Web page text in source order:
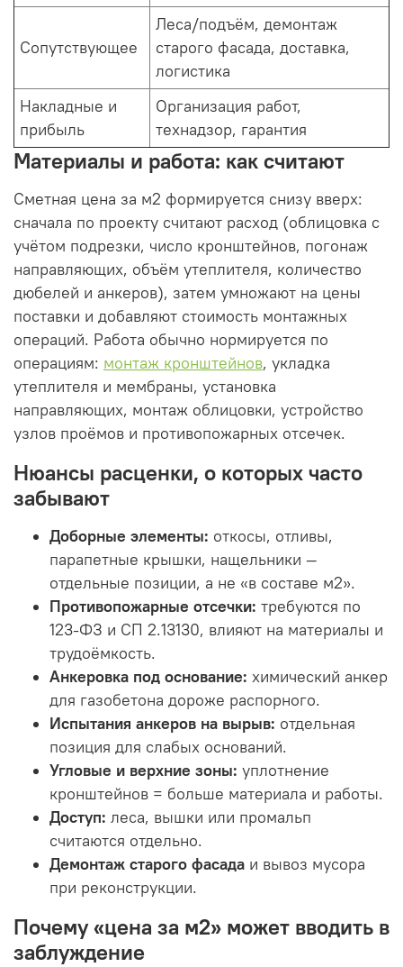
Сопутствующее
Леса/подъём, демонтаж
старого фасада, доставка,
логистика
Накладные и
прибыль
Организация работ,
технадзор, гарантия
Материалы и работа: как считают
Сметная цена за м2 формируется снизу вверх:
сначала по проекту считают расход (облицовка с
учётом подрезки, число кронштейнов, погонаж
направляющих, объём утеплителя, количество
дюбелей и анкеров), затем умножают на цены
поставки и добавляют стоимость монтажных
операций. Работа обычно нормируется по
операциям: монтаж кронштейнов, укладка
утеплителя и мембраны, установка
направляющих, монтаж облицовки, устройство
узлов проёмов и противопожарных отсечек.
Нюансы расценки, о которых часто
забывают
Доборные элементы: откосы, отливы,
парапетные крышки, нащельники —
отдельные позиции, а не «в составе м2».
Противопожарные отсечки: требуются по
123-ФЗ и СП 2.13130, влияют на материалы и
трудоёмкость.
Анкеровка под основание: химический анкер
для газобетона дороже распорного.
Испытания анкеров на вырыв: отдельная
позиция для слабых оснований.
Угловые и верхние зоны: уплотнение
кронштейнов = больше материала и работы.
Доступ: леса, вышки или промальп
считаются отдельно.
Демонтаж старого фасада и вывоз мусора
при реконструкции.
Почему «цена за м2» может вводить в
заблуждение